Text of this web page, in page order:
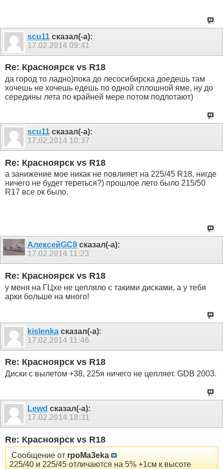
scu11 сказал(-а):
17.02.2014 09:41
Re: Красноярск vs R18
да город то ладно)пока до лесосибирска доедешь там
хочешь не хочешь едешь по одной сплошной яме, ну до
середины лета по крайней мере потом подлотают)
scu11 сказал(-а):
17.02.2014 10:37
Re: Красноярск vs R18
а занижение мое никак не повлияет на 225/45 R18, нигде
ничего не будет тереться?) прошлое лето было 215/50
R17 все ок было.
АлексейGC8 сказал(-а):
17.02.2014 11:23
Re: Красноярск vs R18
у меня на ГЦхе не цепляло с такими дисками, а у тебя
арки больше на много!
kislenka сказал(-а):
17.02.2014 11:46
Re: Красноярск vs R18
Диски с вылетом +38, 225я ничего не цепляет. GDB 2003.
Lewd сказал(-а):
17.02.2014 18:31
Re: Красноярск vs R18
Сообщение от rpoMa3eka
225/40 и 225/45 отличаются на 5% +1см к высоте